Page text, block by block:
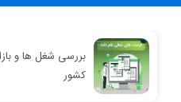
بررسی شغل ها و
کشور